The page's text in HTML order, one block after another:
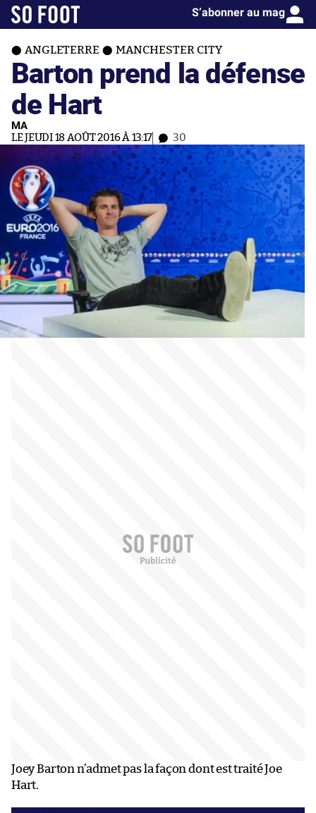
S’abonner au mag
ANGLETERRE MANCHESTER CITY
Barton prend la défense
de Hart
MA
LE JEUDI 18 AOÛT 2016 À 13:17 30
Joey Barton n’admet pas la façon dont est traité Joe
Hart.